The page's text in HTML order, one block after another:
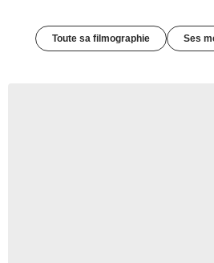
Toute sa filmographie Ses